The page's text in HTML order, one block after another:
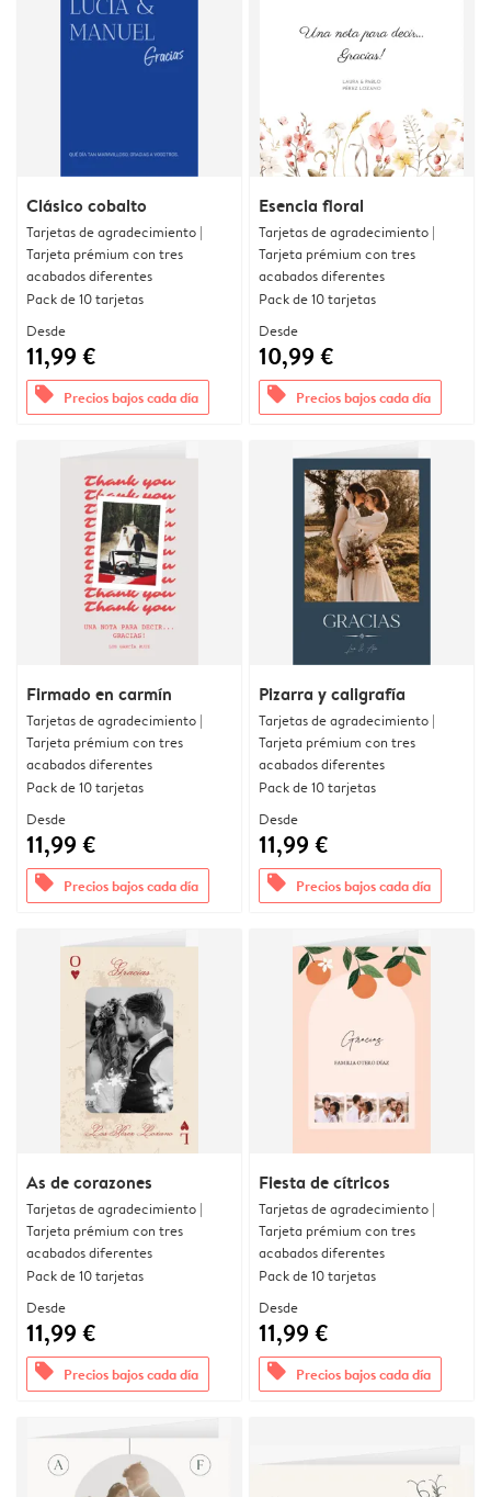
Clásico cobalto
Tarjetas de agradecimiento |
Tarjeta prémium con tres
acabados diferentes
Pack de 10 tarjetas
Desde
11,99 €
offers Precios bajos cada día
Esencia floral
Tarjetas de agradecimiento |
Tarjeta prémium con tres
acabados diferentes
Pack de 10 tarjetas
Desde
10,99 €
offers Precios bajos cada día
Firmado en carmín
Tarjetas de agradecimiento |
Tarjeta prémium con tres
acabados diferentes
Pack de 10 tarjetas
Desde
11,99 €
offers Precios bajos cada día
Pizarra y caligrafía
Tarjetas de agradecimiento |
Tarjeta prémium con tres
acabados diferentes
Pack de 10 tarjetas
Desde
11,99 €
offers Precios bajos cada día
As de corazones
Tarjetas de agradecimiento |
Tarjeta prémium con tres
acabados diferentes
Pack de 10 tarjetas
Desde
11,99 €
offers Precios bajos cada día
Fiesta de cítricos
Tarjetas de agradecimiento |
Tarjeta prémium con tres
acabados diferentes
Pack de 10 tarjetas
Desde
11,99 €
offers Precios bajos cada día